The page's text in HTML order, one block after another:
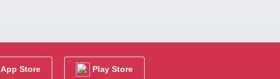
App Store Play Store